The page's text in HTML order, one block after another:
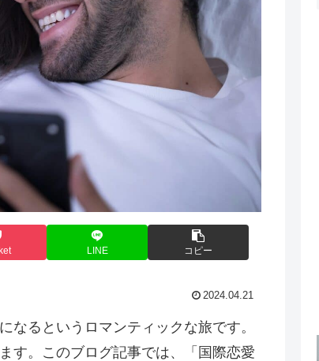
LINE コピー
2024.04.21
なるというロマンティックな旅です。
す。このブログ記事では、「国際恋愛